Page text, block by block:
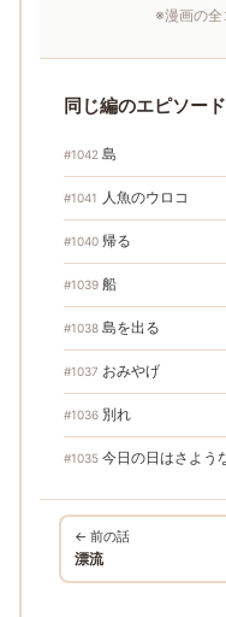
※漫画の
同じ編のエピソード
#1042 島
#1041 人魚のウロコ
#1040 帰る
#1039 船
#1038 島を出る
#1037 おみやげ
#1036 別れ
#1035 今日の日はさよう
← 前の話
漂流